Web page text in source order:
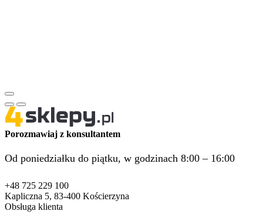
Porozmawiaj z konsultantem
Od poniedziałku do piątku, w godzinach 8:00 – 16:00
+48 725 229 100
Kapliczna 5, 83-400 Kościerzyna
Obsługa klienta